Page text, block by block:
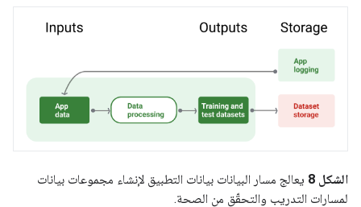
الشكل 8
يعالج مسار البيانات بيانات التطبيق لإنشاء مجموعات بيانات
لمسارات التدريب والتحقّق من الصحة.